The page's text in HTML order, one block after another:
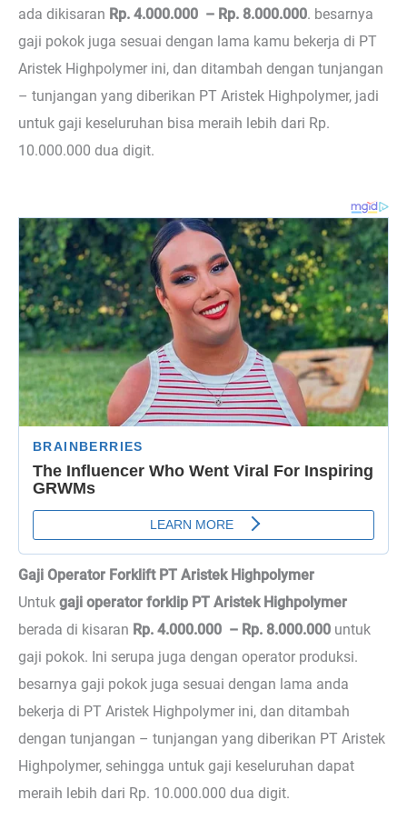
ada dikisaran Rp. 4.000.000 – Rp. 8.000.000. besarnya
gaji pokok juga sesuai dengan lama kamu bekerja di PT
Aristek Highpolymer ini, dan ditambah dengan tunjangan
– tunjangan yang diberikan PT Aristek Highpolymer, jadi
untuk gaji keseluruhan bisa meraih lebih dari Rp.
10.000.000 dua digit.
Gaji Operator Forklift PT Aristek Highpolymer
Untuk gaji operator forklip PT Aristek Highpolymer
berada di kisaran Rp. 4.000.000 – Rp. 8.000.000 untuk
gaji pokok. Ini serupa juga dengan operator produksi.
besarnya gaji pokok juga sesuai dengan lama anda
bekerja di PT Aristek Highpolymer ini, dan ditambah
dengan tunjangan – tunjangan yang diberikan PT Aristek
Highpolymer, sehingga untuk gaji keseluruhan dapat
meraih lebih dari Rp. 10.000.000 dua digit.